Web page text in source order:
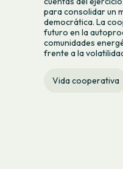
para consolidar un
democrática. La
futuro en la
comunidades
frente a la
Vida cooperativa